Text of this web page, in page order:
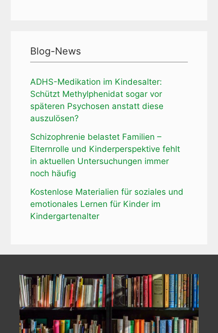
Blog-News
ADHS-Medikation im Kindesalter:
Schützt Methylphenidat sogar vor
späteren Psychosen anstatt diese
auszulösen?
Schizophrenie belastet Familien –
Elternrolle und Kinderperspektive fehlt
in aktuellen Untersuchungen immer
noch häufig
Kostenlose Materialien für soziales und
emotionales Lernen für Kinder im
Kindergartenalter